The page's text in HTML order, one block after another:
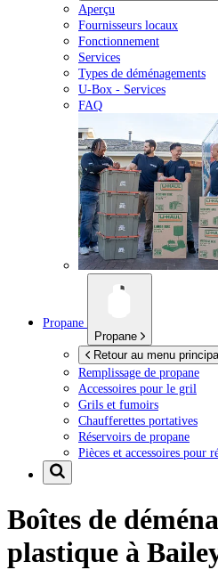
Aperçu
Fournisseurs locaux
Fonctionnement
Services
Types de déménagements
U-Box - Services
FAQ
Propane
Propane
Retour au menu
Remplissage de propane
Accessoires pour le gril
Grils et fumoirs
Chaufferettes portatives
Réservoirs de propane
Pièces et accessoires pour
Boîtes de
plastique à